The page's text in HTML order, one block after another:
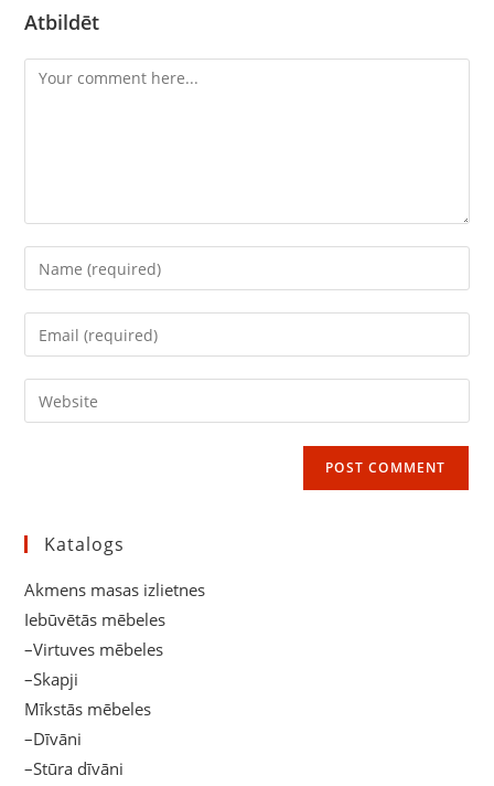
Atbildēt
Comment
Enter
your
name
comment
Enter
your
email
address
Enter
your
Katalogs
Akmens masas izlietnes
Iebūvētās mēbeles
–Virtuves mēbeles
–Skapji
Mīkstās mēbeles
–Dīvāni
–Stūra dīvāni